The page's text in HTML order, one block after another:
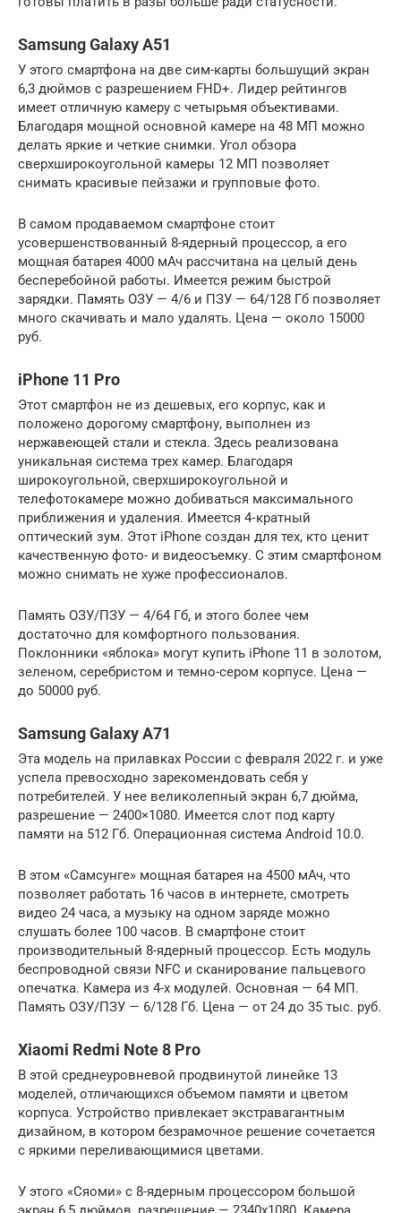
Samsung Galaxy A51
У этого смартфона на две сим-карты большущий экран
6,3 дюймов с разрешением FHD+. Лидер рейтингов
имеет отличную камеру с четырьмя объективами.
Благодаря мощной основной камере на 48 МП можно
делать яркие и четкие снимки. Угол обзора
сверхширокоугольной камеры 12 МП позволяет
снимать красивые пейзажи и групповые фото.
В самом продаваемом смартфоне стоит
усовершенствованный 8-ядерный процессор, а его
мощная батарея 4000 мАч рассчитана на целый день
бесперебойной работы. Имеется режим быстрой
зарядки. Память ОЗУ — 4/6 и ПЗУ — 64/128 Гб позволяет
много скачивать и мало удалять. Цена — около 15000
руб.
iPhone 11 Pro
Этот смартфон не из дешевых, его корпус, как и
положено дорогому смартфону, выполнен из
нержавеющей стали и стекла. Здесь реализована
уникальная система трех камер. Благодаря
широкоугольной, сверхширокоугольной и
телефотокамере можно добиваться максимального
приближения и удаления. Имеется 4‑кратный
оптический зум. Этот iPhone создан для тех, кто ценит
качественную фото- и видеосъемку. С этим смартфоном
можно снимать не хуже профессионалов.
Память ОЗУ/ПЗУ — 4/64 Гб, и этого более чем
достаточно для комфортного пользования.
Поклонники «яблока» могут купить iPhone 11 в золотом,
зеленом, серебристом и темно-сером корпусе. Цена —
до 50000 руб.
Samsung Galaxy A71
Эта модель на прилавках России с февраля 2022 г. и уже
успела превосходно зарекомендовать себя у
потребителей. У нее великолепный экран 6,7 дюйма,
разрешение — 2400×1080. Имеется слот под карту
памяти на 512 Гб. Операционная система Android 10.0.
В этом «Самсунге» мощная батарея на 4500 мАч, что
позволяет работать 16 часов в интернете, смотреть
видео 24 часа, а музыку на одном заряде можно
слушать более 100 часов. В смартфоне стоит
производительный 8-ядерный процессор. Есть модуль
беспроводной связи NFC и сканирование пальцевого
опечатка. Камера из 4-х модулей. Основная — 64 МП.
Память ОЗУ/ПЗУ — 6/128 Гб. Цена — от 24 до 35 тыс. руб.
Xiaomi Redmi Note 8 Pro
В этой среднеуровневой продвинутой линейке 13
моделей, отличающихся объемом памяти и цветом
корпуса. Устройство привлекает экстравагантным
дизайном, в котором безрамочное решение сочетается
с яркими переливающимися цветами.
У этого «Сяоми» с 8-ядерным процессором большой